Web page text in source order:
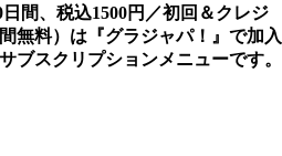
間、税込1500円／初回＆クレジ
無料）は『グラジャパ！』で加入
ブスクリプションメニューです。